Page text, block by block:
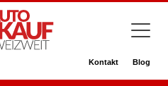
Kontakt Blog